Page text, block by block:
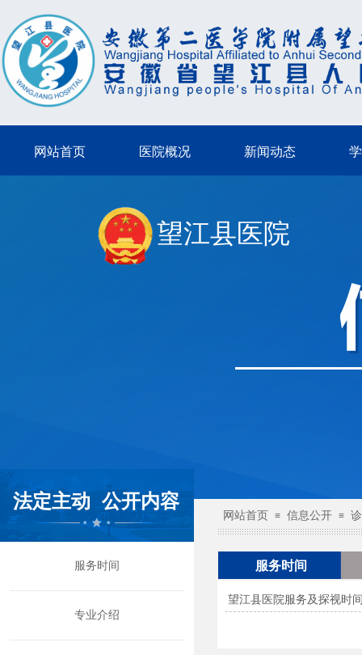
网站首页 医院概况 新闻动态
望江县医院
法定主动 公开内容
网站首页 ≡ 信息公开 ≡
服务时间
专业介绍
服务时间
望江县医院服务及探视时